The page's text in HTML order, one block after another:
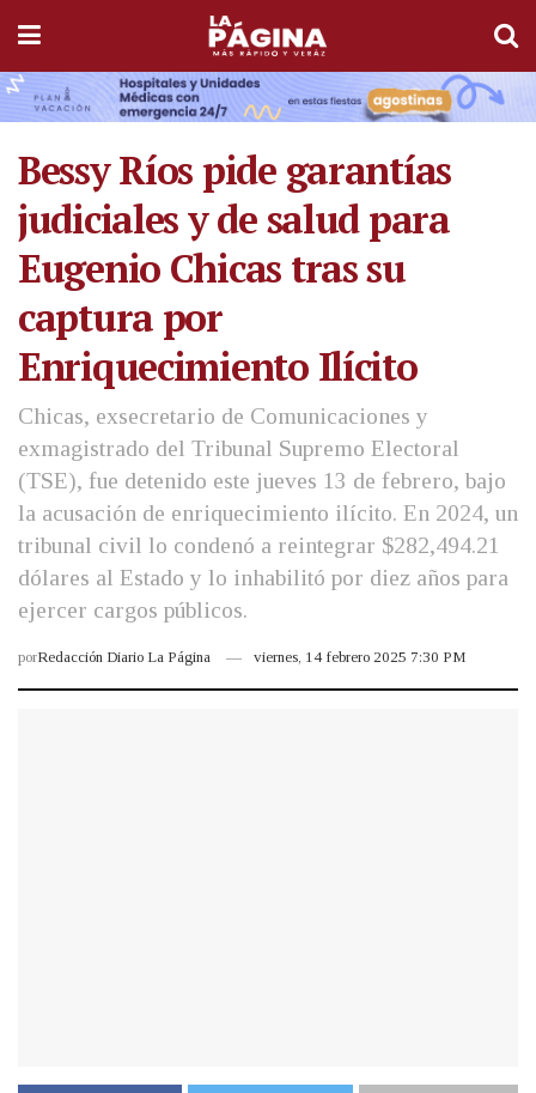
Bessy Ríos pide garantías
judiciales y de salud para
Eugenio Chicas tras su
captura por
Enriquecimiento Ilícito
Chicas, exsecretario de Comunicaciones y
exmagistrado del Tribunal Supremo Electoral
(TSE), fue detenido este jueves 13 de febrero, bajo
la acusación de enriquecimiento ilícito. En 2024, un
tribunal civil lo condenó a reintegrar $282,494.21
dólares al Estado y lo inhabilitó por diez años para
ejercer cargos públicos.
porRedacción Diario La Página viernes, 14 febrero 2025 7:30 PM